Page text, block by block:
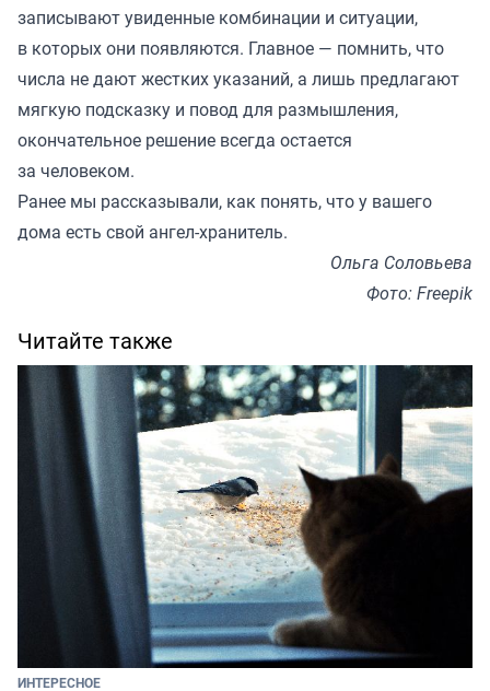
записывают увиденные комбинации и ситуации,
в которых они появляются. Главное — помнить, что
числа не дают жестких указаний, а лишь предлагают
мягкую подсказку и повод для размышления,
окончательное решение всегда остается
за человеком.
Ранее мы рассказывали, как понять, что у вашего
дома есть свой ангел-хранитель.
Ольга Соловьева
Фото: Freepik
Читайте также
ИНТЕРЕСНОЕ